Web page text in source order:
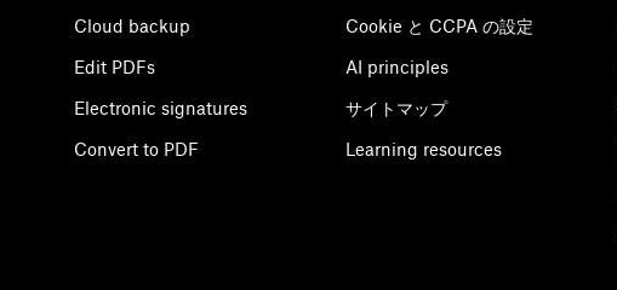
Cloud backup
Edit PDFs
Electronic signatures
Convert to PDF
Cookie と CCPA の設定
AI principles
サイトマップ
Learning resources